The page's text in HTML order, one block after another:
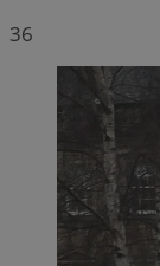
36